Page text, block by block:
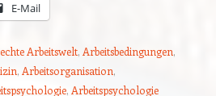
E-Mail
Arbeitswelt, Arbeitsbedingungen,
, Arbeitsorganisation,
, Arbeitspsychologie